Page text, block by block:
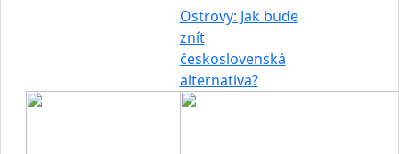
Ostrovy: Jak bude
znít
československá
alternativa?